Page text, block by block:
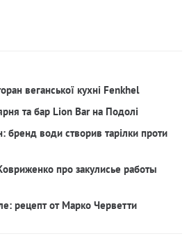
веганської кухні Fenkhel
та бар Lion Bar на Подолі
бренд води створив тарілки проти
про закулисье работы
рецепт от Марко Черветти